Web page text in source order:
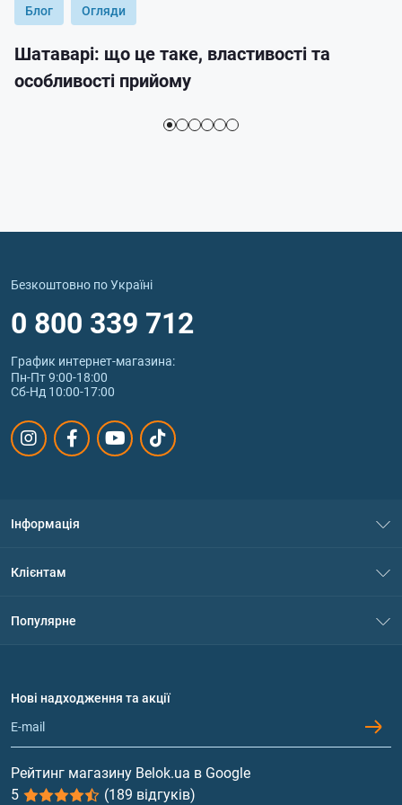
Блог Огляди
Шатаварі: що це таке, властивості та
особливості прийому
Безкоштовно по Україні
0 800 339 712
График интернет‑магазина:
Пн-Пт 9:00-18:00
Сб-Нд 10:00-17:00
Інформація
Політика конфіденційності
Обмін та повернення
Клієнтам
Популярне
Протеїн
Гейнери
Вітаміни та мінерали
Риб'ячий жир, жирні кислоти
Нові надходження та акції
Рейтинг магазину Belok.ua в Google
5
(189 відгуків)